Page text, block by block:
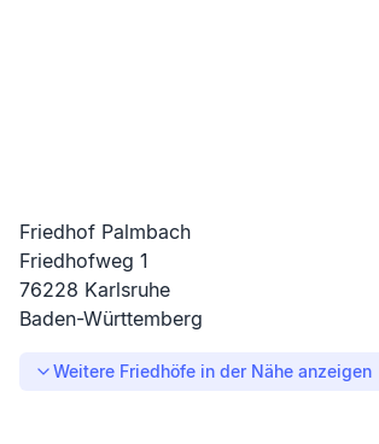
Friedhof Palmbach
Friedhofweg 1
76228 Karlsruhe
Baden-Württemberg
Weitere Friedhöfe in der Nähe anzeigen